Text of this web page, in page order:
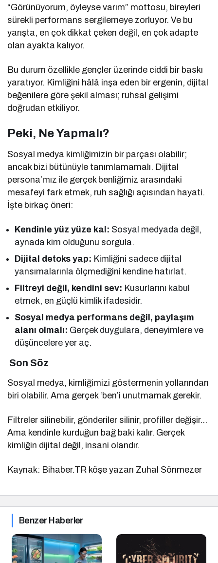
“Görünüyorum, öyleyse varım” mottosu, bireyleri
sürekli performans sergilemeye zorluyor. Ve bu
yarışta, en çok dikkat çeken değil, en çok adapte
olan ayakta kalıyor.
Bu durum özellikle gençler üzerinde ciddi bir baskı
yaratıyor. Kimliğini hâlâ inşa eden bir ergenin, dijital
beğenilere göre şekil alması; ruhsal gelişimi
doğrudan etkiliyor.
Peki, Ne Yapmalı?
Sosyal medya kimliğimizin bir parçası olabilir;
ancak bizi bütünüyle tanımlamamalı. Dijital
persona’mız ile gerçek benliğimiz arasındaki
mesafeyi fark etmek, ruh sağlığı açısından hayati.
İşte birkaç öneri:
Kendinle yüz yüze kal: Sosyal medyada değil,
aynada kim olduğunu sorgula.
Dijital detoks yap: Kimliğini sadece dijital
yansımalarınla ölçmediğini kendine hatırlat.
Filtreyi değil, kendini sev: Kusurlarını kabul
etmek, en güçlü kimlik ifadesidir.
Sosyal medya performans değil, paylaşım
alanı olmalı: Gerçek duygulara, deneyimlere ve
düşüncelere yer aç.
Son Söz
Sosyal medya, kimliğimizi göstermenin yollarından
biri olabilir. Ama gerçek ‘ben’i unutmamak gerekir.
Filtreler silinebilir, gönderiler silinir, profiller değişir…
Ama kendinle kurduğun bağ baki kalır. Gerçek
kimliğin dijital değil, insani olandır.
Kaynak: Bihaber.TR köşe yazarı Zuhal Sönmezer
Benzer Haberler